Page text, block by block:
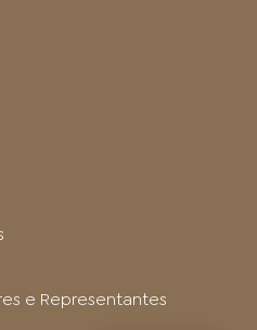
e Representantes